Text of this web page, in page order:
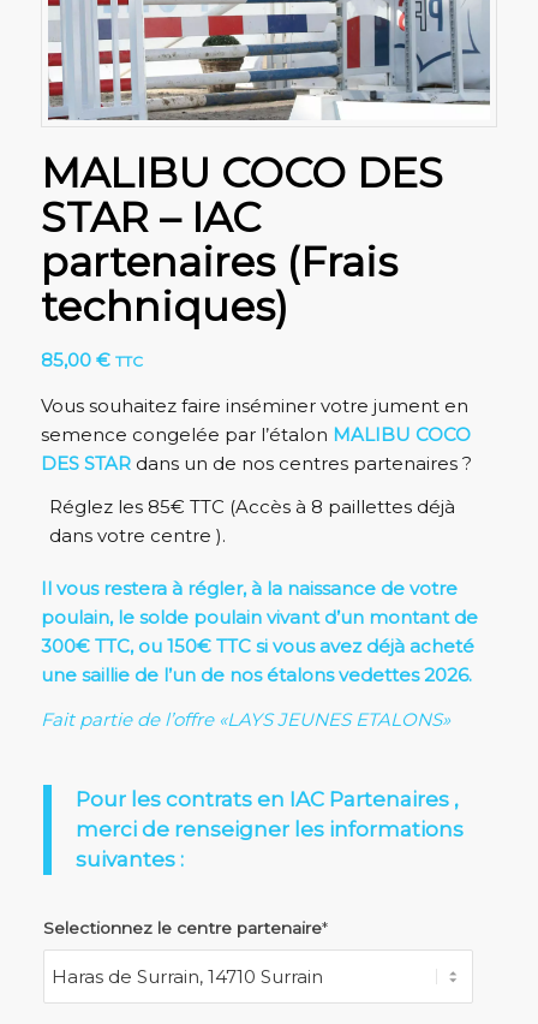
MALIBU COCO DES
STAR – IAC
partenaires (Frais
techniques)
85,00 € TTC
Vous souhaitez faire inséminer votre jument en
semence congelée par l’étalon MALIBU COCO
DES STAR dans un de nos centres partenaires ?
Réglez les 85€ TTC (Accès à 8 paillettes déjà
dans votre centre ).
Il vous restera à régler, à la naissance de votre
poulain, le solde poulain vivant d’un montant de
300€ TTC, ou 150€ TTC si vous avez déjà acheté
une saillie de l’un de nos étalons vedettes 2026.
Fait partie de l’offre «LAYS JEUNES ETALONS»
Pour les contrats en IAC Partenaires ,
merci de renseigner les informations
suivantes :
Selectionnez le centre partenaire*